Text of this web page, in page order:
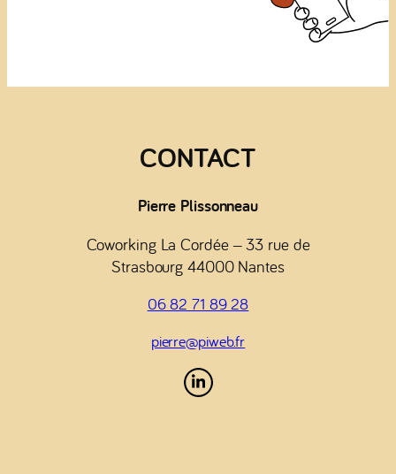
CONTACT
Pierre Plissonneau
Coworking La Cordée – 33 rue de
Strasbourg 44000 Nantes
06 82 71 89 28
pierre@piweb.fr